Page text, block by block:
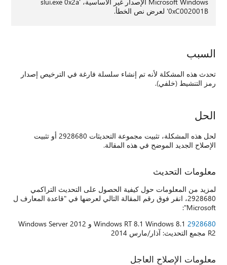
0xC002001B' لعرض نص الخطأ.
السبب
تحدث هذه المشكلة لأنه تم إنشاء سلسلة فارغة في الترخيص إصدار
رمز التنشيط (خلفي).
الحل
لحل هذه المشكلة، تثبيت مجموعة التحديثات 2928680 أو تثبيت
الإصلاح الجديد الموضح في هذه المقالة.
معلومات التحديث
لمزيد من المعلومات حول كيفية الحصول على التحديث التراكمي
2928680، انقر فوق رقم المقالة التالي لعرضها في "قاعدة المعارف ل
Microsoft":
2928680
Windows RT 8.1 Windows 8.1 و Windows Server 2012
R2 مجمع التحديث: آذار/مارس 2014
معلومات الإصلاح العاجل